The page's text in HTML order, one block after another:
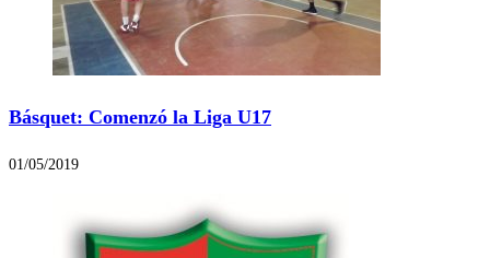
Básquet: Comenzó la Liga U17
01/05/2019